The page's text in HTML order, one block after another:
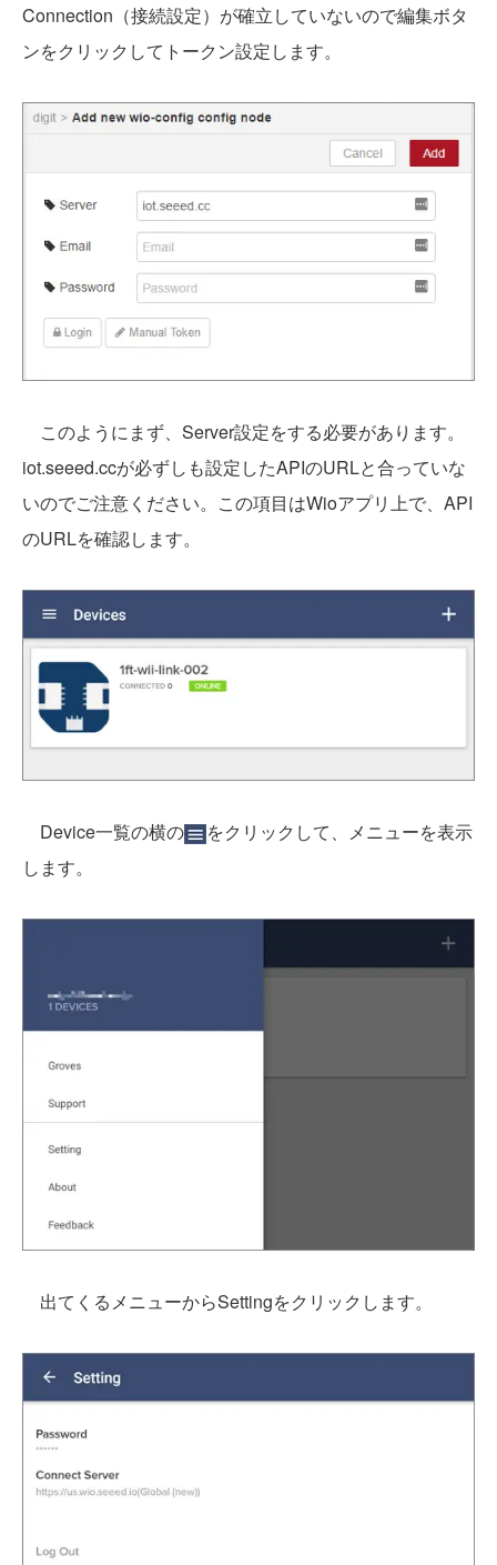
Connection（接続設定）が確立していないので編集ボタ
ンをクリックしてトークン設定します。
このようにまず、Server設定をする必要があります。
iot.seeed.ccが必ずしも設定したAPIのURLと合っていな
いのでご注意ください。この項目はWioアプリ上で、API
のURLを確認します。
Device一覧の横の
をクリックして、メニューを表示
します。
出てくるメニューからSettingをクリックします。